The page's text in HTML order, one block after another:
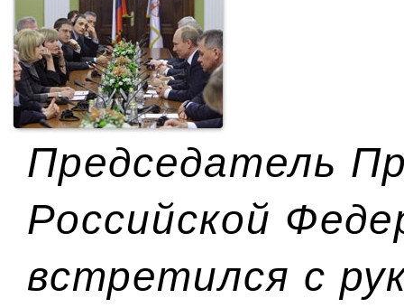
Председатель
Российской
встретился с